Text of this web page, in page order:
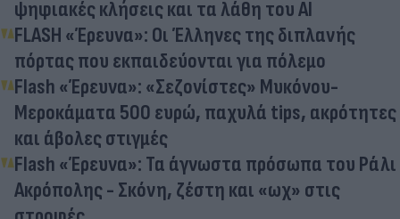
ψηφιακές κλήσεις και τα λάθη του ΑΙ
FLASH «Έρευνα»: Οι Έλληνες της διπλανής
πόρτας που εκπαιδεύονται για πόλεμο
Flash «Έρευνα»: «Σεζονίστες» Μυκόνου-
Μεροκάματα 500 ευρώ, παχυλά tips, ακρότητες
και άβολες στιγμές
Flash «Έρευνα»: Τα άγνωστα πρόσωπα του Ράλι
Ακρόπολης - Σκόνη, ζέστη και «ωχ» στις